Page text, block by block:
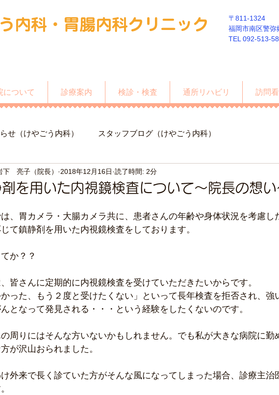
内科・胃腸内科クリニック
〒811-1324
福岡市南区警弥
​TEL 092-513-
について 診療案内 検診・検査 通所リハビリ 訪問
せ（けやごう内科） スタッフブログ（けやごう内科）
を用いた内視鏡検査について～院長の想い
下 亮子（院長） 2018年12月16日 読了時間: 2分
、胃カメラ・大腸カメラ共に、患者さんの年齢や身体状況を考慮し
て鎮静剤を用いた内視鏡検査をしております。
か？？
皆さんに定期的に内視鏡検査を受けていただきたいからです。
かった、もう２度と受けたくない」といって長年検査を拒否され、強
となって発見される・・・という経験をしたくないのです。
周りにはそんな方いないかもしれません。でも私が大きな病院に勤
が沢山おられました。
け外来で長く診ていた方がそんな風になってしまった場合、診療主治